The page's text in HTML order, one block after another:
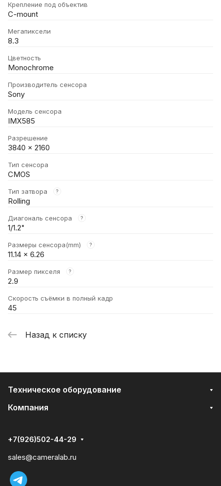
Крепление под объектив
C-mount
Мегапиксели
8.3
Цветность
Monochrome
Производитель сенсора
Sony
Модель сенсора
IMX585
Разрешение
3840 × 2160
Тип сенсора
CMOS
Тип затвора ?
Rolling
Диагональ сенсора ?
1/1.2"
Размеры сенсора(mm) ?
11.14 × 6.26
Размер пикселя ?
2.9
Скорость съёмки в полный кадр
45
Назад к списку
Техническое оборудование
Компания
+7(926)502-44-29
sales@cameralab.ru